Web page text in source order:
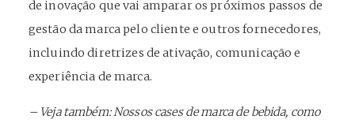
de inovação que vai amparar os próximos passos de
gestão da marca pelo cliente e outros fornecedores,
incluindo diretrizes de ativação, comunicação e
experiência de marca.
– Veja também: Nossos cases de marca de bebida, como